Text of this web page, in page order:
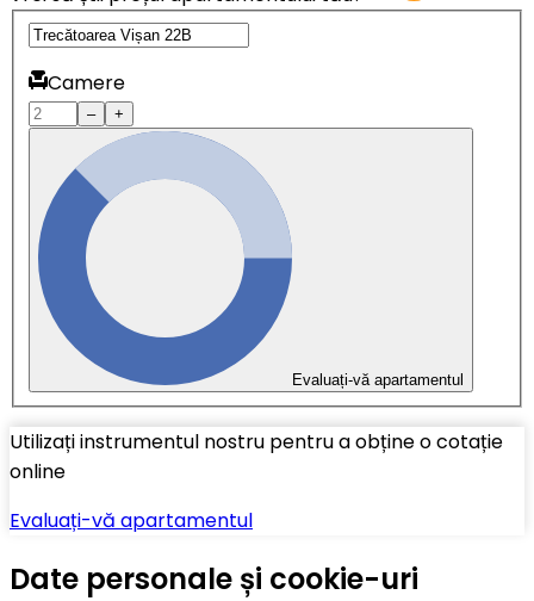
Camere
– +
Evaluați-vă apartamentul
Utilizați instrumentul nostru pentru a obține o cotație
online
Evaluați-vă apartamentul
Date personale și cookie-uri